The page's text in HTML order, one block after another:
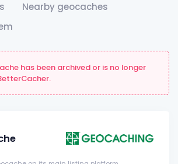
Nearby geocaches
has been archived or is no longer